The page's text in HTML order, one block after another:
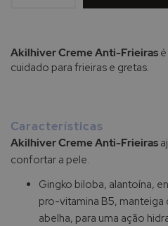
Akilhiver Creme Anti-Frieiras
cuidado para frieiras e gretas.
Características
Akilhiver Creme Anti-Frieiras
confortar a pele.
Gingko biloba, alantoína,
pro-vitamina B5, manteiga
abelha, para uma ação